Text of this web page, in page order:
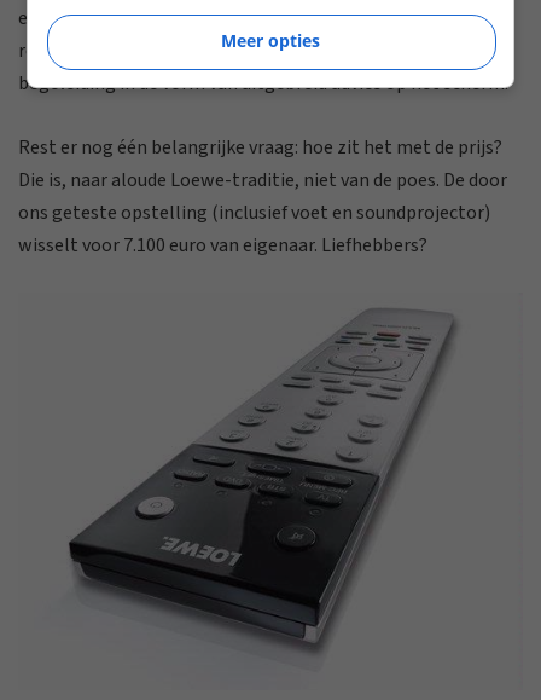
en kunnen dus met één exemplaar bediend worden. De
remote vraagt wel enige gewenning, maar Loewe biedt
begeleiding in de vorm van uitgebreid advies op het scherm.
Rest er nog één belangrijke vraag: hoe zit het met de prijs?
Die is, naar aloude Loewe-traditie, niet van de poes. De door
ons geteste opstelling (inclusief voet en soundprojector)
wisselt voor 7.100 euro van eigenaar. Liefhebbers?
Meer opties